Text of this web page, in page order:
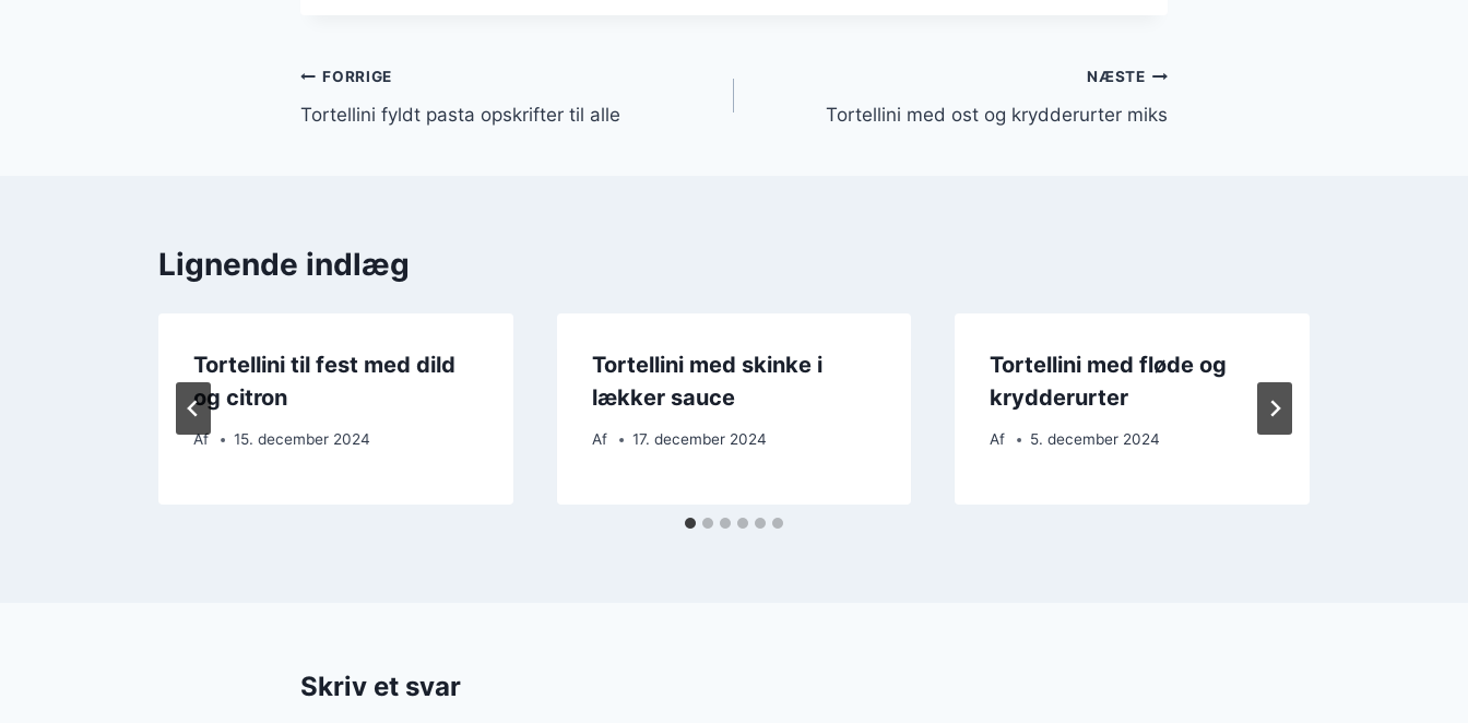
Indlægsnavigation
FORRIGE
Tortellini fyldt pasta opskrifter til alle
NÆSTE
Tortellini med ost og krydderurter miks
Lignende indlæg
Tortellini til fest med dild
og citron
Af 15. december 2024
Tortellini med skinke i
lækker sauce
Af 17. december 2024
Tortellini med fløde og
krydderurter
Af 5. december 2024
Skriv et svar